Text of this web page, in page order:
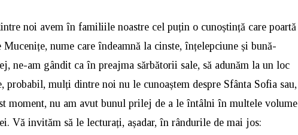
noi avem în familiile noastre cel puțin o cunoștință care poartă
Mucenițe, nume care îndeamnă la cinste, înțelepciune și bună-
ne-am gândit ca în preajma sărbătorii sale, să adunăm la un loc
probabil, mulți dintre noi nu le cunoaștem despre Sfânta Sofia sau,
moment, nu am avut bunul prilej de a le întâlni în multele volume
Vă invităm să le lecturați, așadar, în rândurile de mai jos: